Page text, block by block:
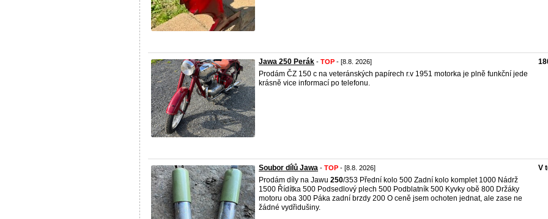
Jawa 250 Perák - TOP - [8.8. 2026]
Prodám ČZ 150 c na veteránských papírech r.v 1951 motorka je plně funkční jede
krásně vice informací po telefonu.
Soubor dílů Jawa - TOP - [8.8. 2026]
Prodám díly na Jawu 250/353 Přední kolo 500 Zadní kolo komplet 1000 Nádrž
1500 Řídítka 500 Podsedlový plech 500 Podblatník 500 Kyvky obě 800 Držáky
motoru oba 300 Páka zadní brzdy 200 O ceně jsem ochoten jednat, ale zase ne
žádné vydřidušiny.
V